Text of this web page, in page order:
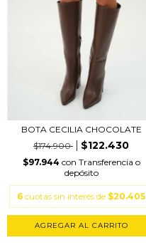
BOTA CECILIA CHOCOLATE
$174.900
$122.430
$97.944 con Transferencia o
depósito
6 cuotas sin interés de $20.405
AGREGAR AL CARRITO